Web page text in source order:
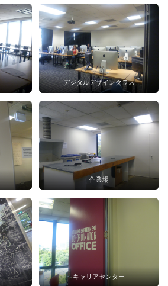
デジタルデザインクラス
作業場
キャリアセンター